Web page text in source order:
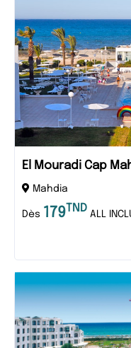
El Mouradi Cap
Mahdia
Dès 179 TND ALL